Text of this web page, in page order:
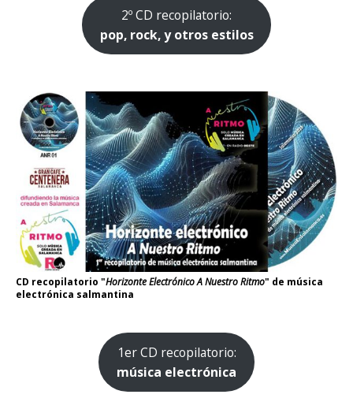
2º CD recopilatorio:
pop, rock, y otros estilos
CD recopilatorio "Horizonte Electrónico A Nuestro Ritmo" de música
electrónica salmantina
1er CD recopilatorio:
música electrónica